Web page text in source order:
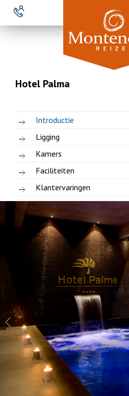
Overslaan
naar
Hotel Palma
Introductie
Ligging
Kamers
Faciliteiten
Klantervaringen